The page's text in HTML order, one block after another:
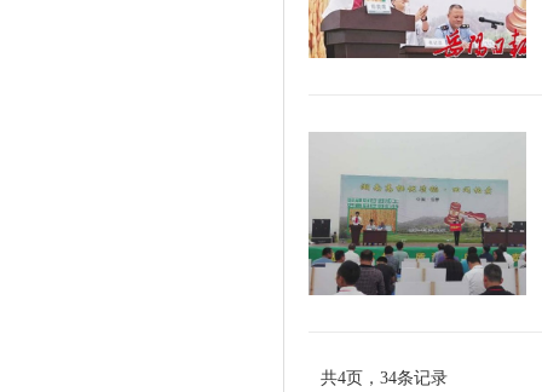
共4页，34条记录